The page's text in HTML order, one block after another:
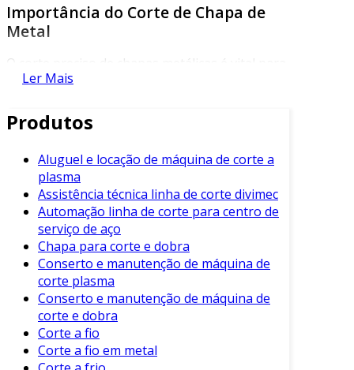
Importância do Corte de Chapa de
Metal
O corte preciso de chapas metálicas é vital para
a fabricação de componentes em setores como:
Automotivo
estruturas e partes de veículos.
Construção Civil : Essencial na fabricação
de estruturas metálicas e revestimentos.
Eletroeletrônicos: Necessário para criar
peças de aparelhos e equipamentos.
Essa versatilidade na aplicação demonstra a
relevância do corte de chapa de metal na
produção moderna. Portanto, o entendimento
das tecnologias disponíveis é essencial para
otimizar processos e resultados.
Tecnologias de Corte de Chapa de
Ler Mais
Produtos
Aluguel e locação de máquina de corte a
plasma
Assistência técnica linha de corte divimec
Automação linha de corte para centro de
serviço de aço
Chapa para corte e dobra
Conserto e manutenção de máquina de
corte plasma
Conserto e manutenção de máquina de
corte e dobra
Corte a fio
Corte a fio em metal